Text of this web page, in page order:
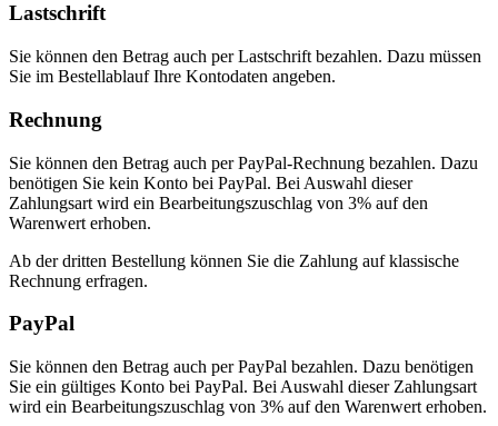
Lastschrift
Sie können den Betrag auch per Lastschrift bezahlen. Dazu müssen
Sie im Bestellablauf Ihre Kontodaten angeben.
Rechnung
Sie können den Betrag auch per PayPal-Rechnung bezahlen. Dazu
benötigen Sie kein Konto bei PayPal. Bei Auswahl dieser
Zahlungsart wird ein Bearbeitungszuschlag von 3% auf den
Warenwert erhoben.
Ab der dritten Bestellung können Sie die Zahlung auf klassische
Rechnung erfragen.
PayPal
Sie können den Betrag auch per PayPal bezahlen. Dazu benötigen
Sie ein gültiges Konto bei PayPal. Bei Auswahl dieser Zahlungsart
wird ein Bearbeitungszuschlag von 3% auf den Warenwert erhoben.